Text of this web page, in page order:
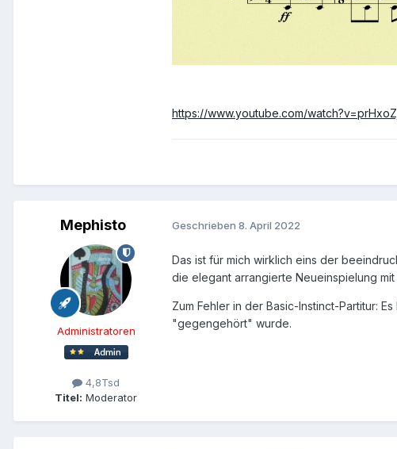
https://www.youtube.com/
Mephisto
Administratoren
4,8Tsd
Titel: Moderator
Geschrieben 8. April 2022
Das ist für mich wirklich eins der
die elegant arrangierte Neueinspielung
Zum Fehler in der Basic-Instinct-Partitur:
"gegengehört" wurde.